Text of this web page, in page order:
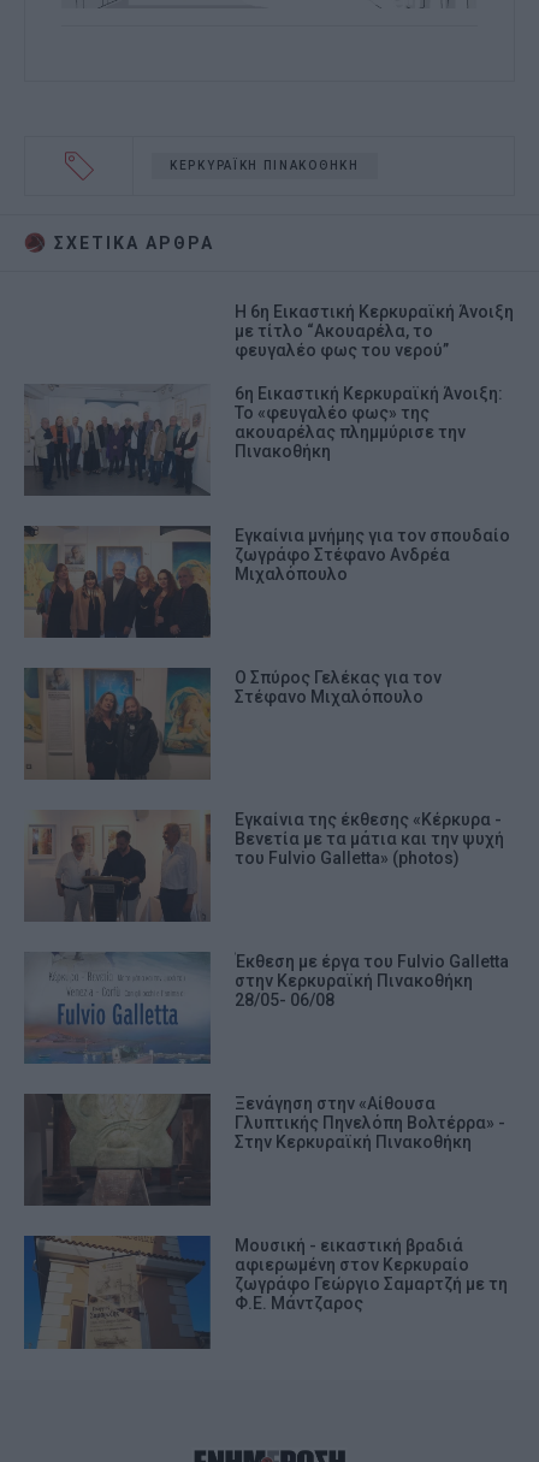
ΚΕΡΚΥΡΑΪΚΗ ΠΙΝΑΚΟΘΗΚΗ
ΣΧΕΤΙΚA AΡΘΡΑ
Η 6η Εικαστική Κερκυραϊκή Άνοιξη
με τίτλο “Ακουαρέλα, το
φευγαλέο φως του νερού”
6η Εικαστική Κερκυραϊκή Άνοιξη:
Το «φευγαλέο φως» της
ακουαρέλας πλημμύρισε την
Πινακοθήκη
Εγκαίνια μνήμης για τον σπουδαίο
ζωγράφο Στέφανο Ανδρέα
Μιχαλόπουλο
Ο Σπύρος Γελέκας για τον
Στέφανο Μιχαλόπουλο
Εγκαίνια της έκθεσης «Κέρκυρα -
Βενετία με τα μάτια και την ψυχή
του Fulvio Galletta» (photos)
Έκθεση με έργα του Fulvio Galletta
στην Κερκυραϊκή Πινακοθήκη
28/05- 06/08
Ξενάγηση στην «Αίθουσα
Γλυπτικής Πηνελόπη Βολτέρρα» -
Στην Κερκυραϊκή Πινακοθήκη
Μουσική - εικαστική βραδιά
αφιερωμένη στον Κερκυραίο
ζωγράφο Γεώργιο Σαμαρτζή με τη
Φ.Ε. Μάντζαρος